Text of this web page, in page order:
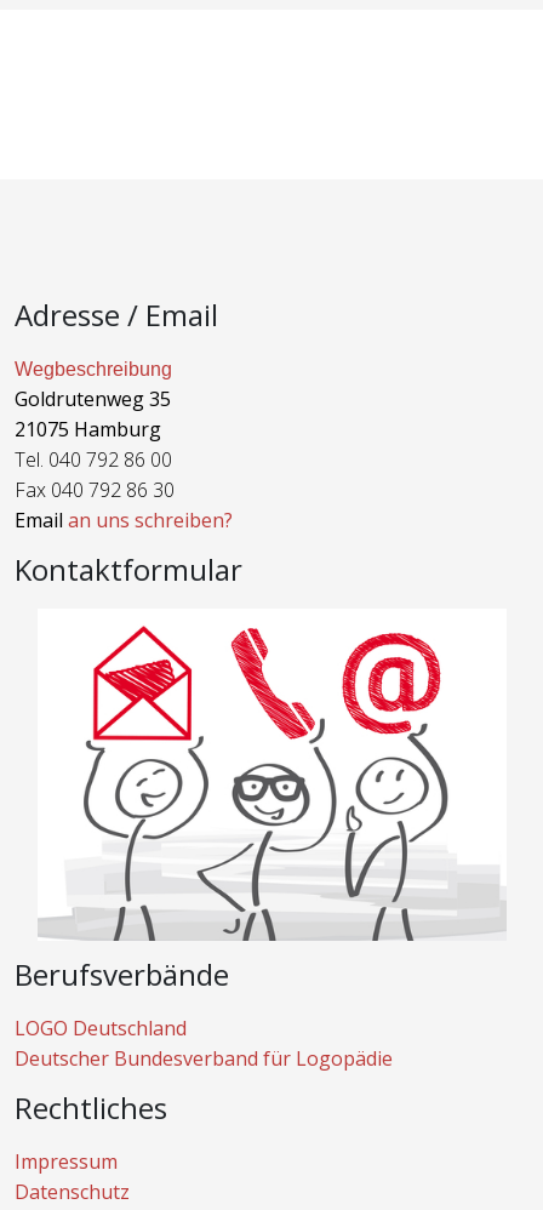
Adresse / Email
Wegbeschreibung
Goldrutenweg 35
21075 Hamburg
Tel. 040 792 86 00
Fax 040 792 86 30
Email an uns schreiben?
Kontaktformular
Berufsverbände
LOGO Deutschland
Deutscher Bundesverband für Logopädie
Rechtliches
Impressum
Datenschutz